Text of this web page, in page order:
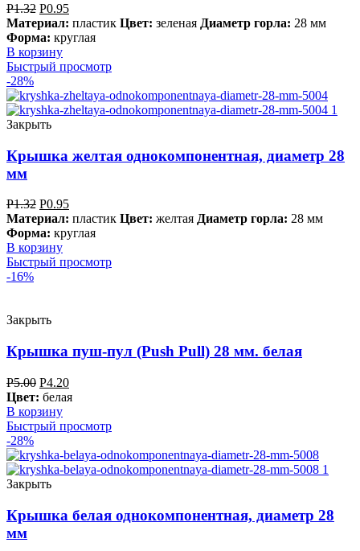
Р1.32 Р0.95
Материал: пластик Цвет: зеленая Диаметр горла: 28 мм
Форма: круглая
В корзину
Быстрый просмотр
-28%
Закрыть
Крышка желтая однокомпонентная, диаметр 28
мм
Р1.32 Р0.95
Материал: пластик Цвет: желтая Диаметр горла: 28 мм
Форма: круглая
В корзину
Быстрый просмотр
-16%
Закрыть
Крышка пуш-пул (Push Pull) 28 мм. белая
Р5.00 Р4.20
Цвет: белая
В корзину
Быстрый просмотр
-28%
Закрыть
Крышка белая однокомпонентная, диаметр 28
мм